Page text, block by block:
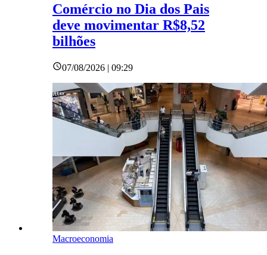
Comércio no Dia dos Pais
deve movimentar R$8,52
bilhões
07/08/2026 | 09:29
Macroeconomia